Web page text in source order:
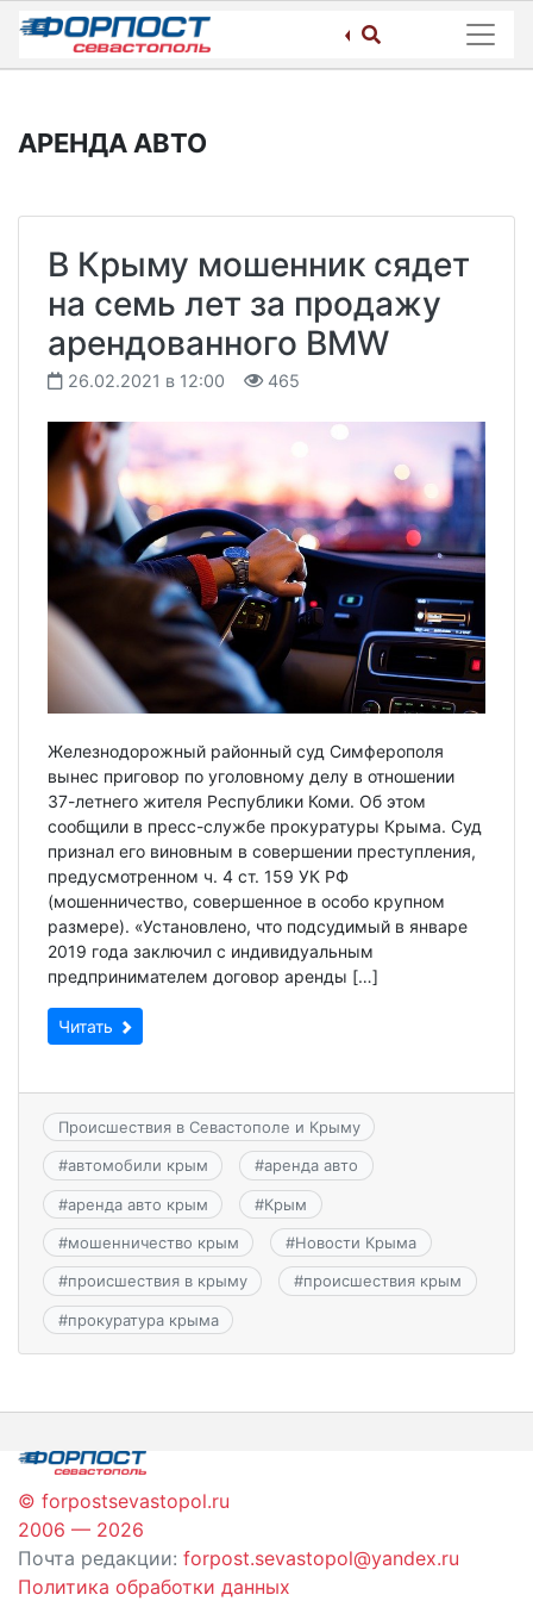
Skip
content
АРЕНДА АВТО
В Крыму мошенник сядет
на семь лет за продажу
арендованного BMW
26.02.2021 в 12:00 465
Железнодорожный районный суд Симферополя
вынес приговор по уголовному делу в отношении
37-летнего жителя Республики Коми. Об этом
сообщили в пресс-службе прокуратуры Крыма. Суд
признал его виновным в совершении преступления,
предусмотренном ч. 4 ст. 159 УК РФ
(мошенничество, совершенное в особо крупном
размере). «Установлено, что подсудимый в январе
2019 года заключил с индивидуальным
предпринимателем договор аренды […]
Читать
Происшествия в Севастополе и Крыму
#автомобили крым #аренда авто
#аренда авто крым #Крым
#мошенничество крым #Новости Крыма
#происшествия в крыму #происшествия крым
#прокуратура крыма
© forpostsevastopol.ru
2006 — 2026
Почта редакции: forpost.sevastopol@yandex.ru
Политика обработки данных